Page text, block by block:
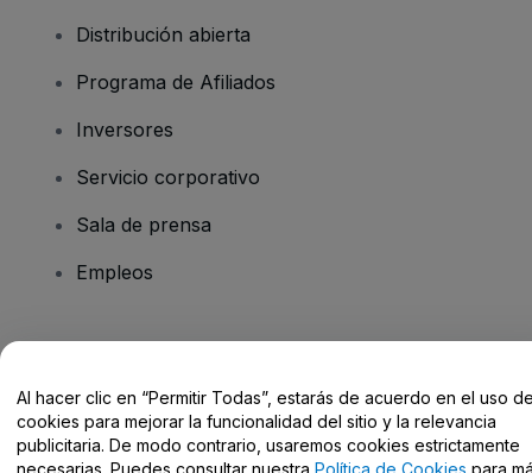
Distribución abierta
Programa de Afiliados
Inversores
Servicio corporativo
Sala de prensa
Empleos
Centro de Ayuda / Contacto
Al hacer clic en “Permitir Todas”, estarás de acuerdo en el uso
cookies para mejorar la funcionalidad del sitio y la relevancia
publicitaria. De modo contrario, usaremos cookies estrictamente
necesarias. Puedes consultar nuestra Política de Cookies para